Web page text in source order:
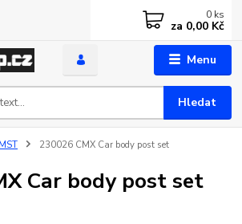
Menu
Hledat
0 ks
za 0,00 Kč
230026 CMX Car body post set
Car body post set